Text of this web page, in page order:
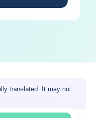
translated. It may not